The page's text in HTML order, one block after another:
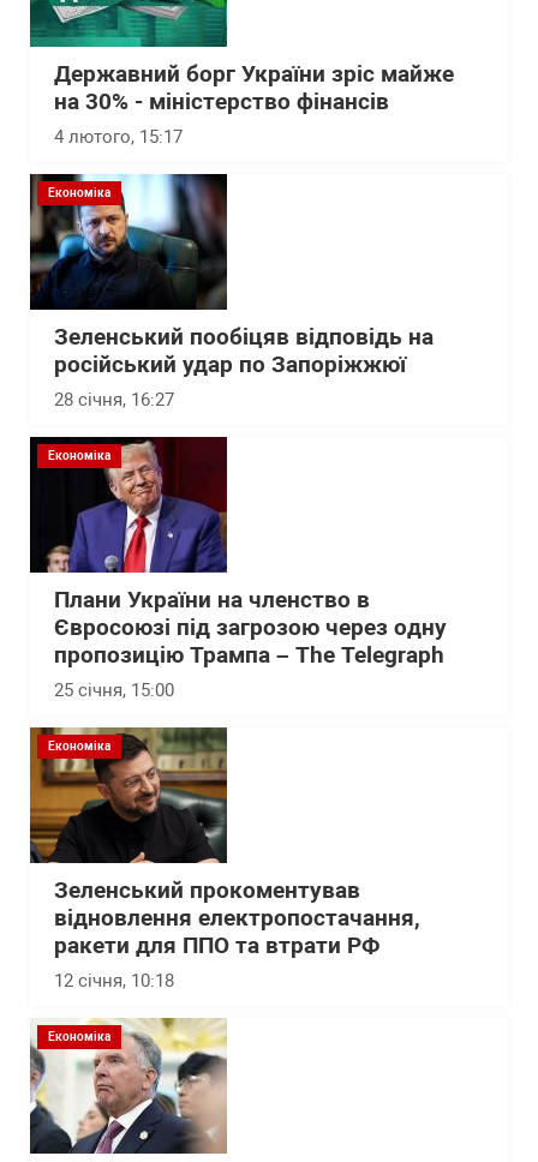
Державний борг України зріс майже
на 30% - міністерство фінансів
4 лютого, 15:17
Економіка
Зеленський пообіцяв відповідь на
російський удар по Запоріжжюї
28 січня, 16:27
Економіка
Плани України на членство в
Євросоюзі під загрозою через одну
пропозицію Трампа – The Telegraph
25 січня, 15:00
Економіка
Зеленський прокоментував
відновлення електропостачання,
ракети для ППО та втрати РФ
12 січня, 10:18
Економіка